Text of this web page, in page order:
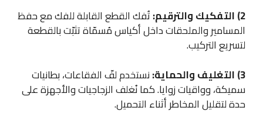
2) التفكيك والترقيم:
تُفك القطع القابلة للفك مع حفظ
المسامير والملحقات داخل أكياس مُسمّاة تثبّت بالقطعة
لتسريع التركيب.
3) التغليف والحماية:
نستخدم لفّ الفقاعات، بطانيات
سميكة، وواقيات زوايا. كما نُغلف الزجاجيات والأجهزة على
حدة لتقليل المخاطر أثناء التحميل.